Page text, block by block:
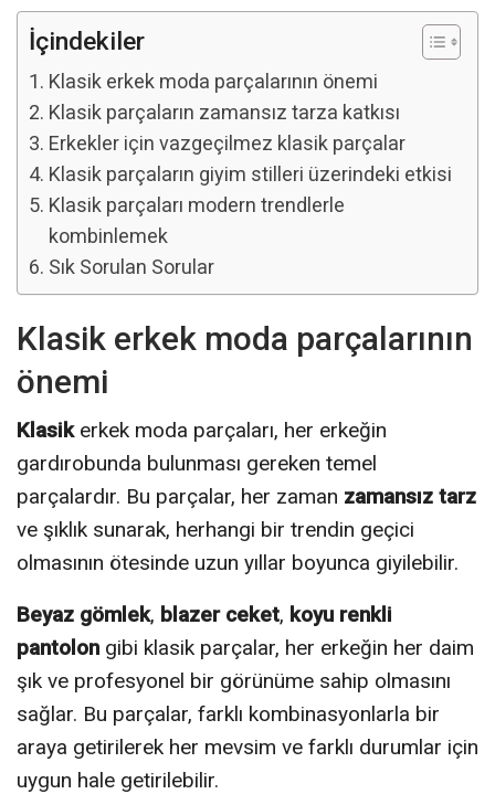
İçindekiler
Klasik erkek moda parçalarının önemi
Klasik parçaların zamansız tarza katkısı
Erkekler için vazgeçilmez klasik parçalar
Klasik parçaların giyim stilleri üzerindeki etkisi
Klasik parçaları modern trendlerle
kombinlemek
Sık Sorulan Sorular
Klasik erkek moda parçalarının
önemi
Klasikerkek moda parçaları, her erkeğin
gardırobunda bulunması gereken temel
parçalardır. Bu parçalar, her zaman zamansız tarz
ve şıklık sunarak, herhangi bir trendin geçici
olmasının ötesinde uzun yıllar boyunca giyilebilir.
Beyaz gömlek, blazer ceket, koyu renkli
pantolon gibi klasik parçalar, her erkeğin her daim
şık ve profesyonel bir görünüme sahip olmasını
sağlar. Bu parçalar, farklı kombinasyonlarla bir
araya getirilerek her mevsim ve farklı durumlar için
uygun hale getirilebilir.